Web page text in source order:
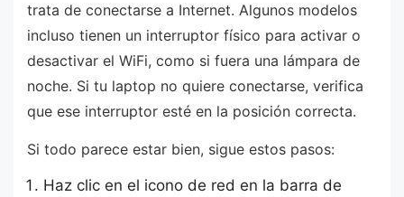
trata de conectarse a Internet. Algunos modelos
incluso tienen un interruptor físico para activar o
desactivar el WiFi, como si fuera una lámpara de
noche. Si tu laptop no quiere conectarse, verifica
que ese interruptor esté en la posición correcta.
Si todo parece estar bien, sigue estos pasos:
Haz clic en el icono de red en la barra de